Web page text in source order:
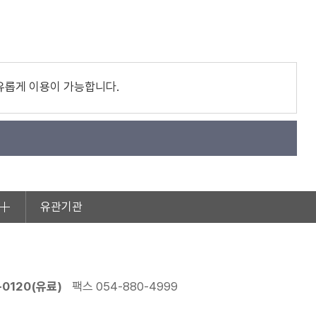
게 이용이 가능합니다.
유관기관
0120(유료) 팩스 054-880-4999